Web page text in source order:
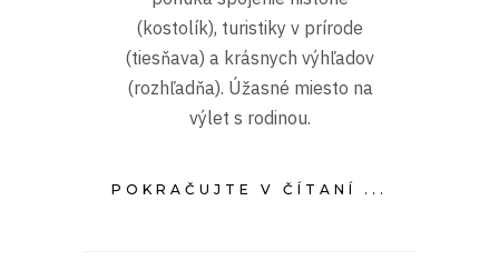
(kostolík), turistiky v prírode
(tiesňava) a krásnych výhľadov
(rozhľadňa). Úžasné miesto na
výlet s rodinou.
POKRAČUJTE V ČÍTANÍ ...